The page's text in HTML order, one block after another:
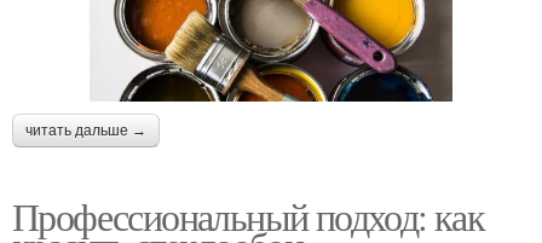
читать дальше →
Профессиональный подход: как